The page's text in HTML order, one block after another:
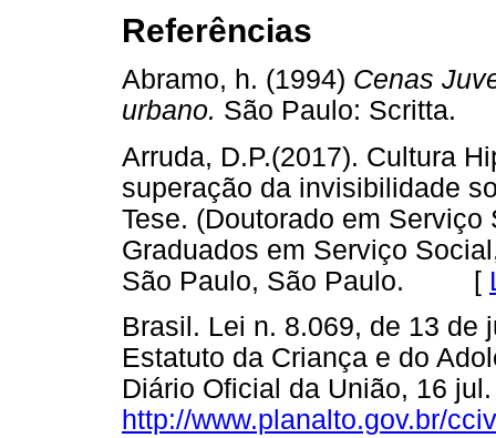
Referências
Abramo, h. (1994) Cenas
urbano. São Paulo:
Arruda, D.P.(2017). Cultura
superação da invisibilidade
Tese. (Doutorado em
Graduados em Serviço
São Paulo, São Paulo. [
Brasil. Lei n. 8.069, de 13 de
Estatuto da Criança e do
Diário Oficial da União, 16
http://www.planalto.gov.br/